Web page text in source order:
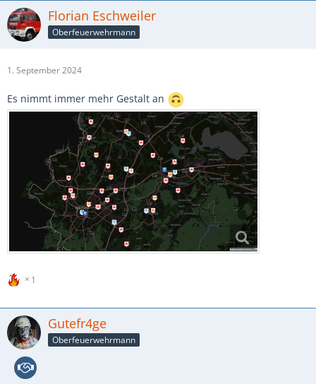
Florian Eschweiler
Oberfeuerwehrmann
1. September 2024
Es nimmt immer mehr Gestalt an
1
Gutefr4ge
Oberfeuerwehrmann